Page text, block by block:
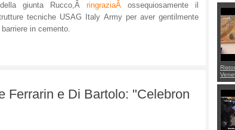
giunta Rucco,Â ringraziaÂ ossequiosamente il
tecniche USAG Italy Army per aver gentilmente
in cemento.
Ferrarin e Di Bartolo: "Celebron
con